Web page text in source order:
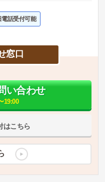
電話受付可能
窓口
はこちら
い合わせ
19:00